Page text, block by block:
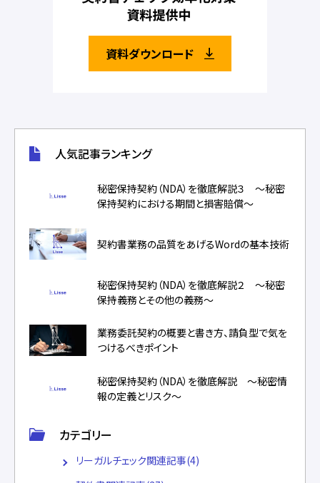
資料ダウンロード
人気記事ランキング
秘密保持契約（NDA）を徹底解説３ ～秘密
保持契約における期間と損害賠償～
契約書業務の品質をあげるWordの基本技術
秘密保持契約（NDA）を徹底解説２ ～秘密
保持義務とその他の義務～
業務委託契約の概要と書き方、請負型で気を
つけるべきポイント
秘密保持契約（NDA）を徹底解説 ～秘密情
報の定義とリスク～
カテゴリー
リーガルチェック関連記事(4)